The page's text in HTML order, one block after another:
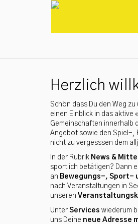
Herzlich
Schön dass Du den Weg
einen Einblick in das aktive
Gemeinschaften innerhalb
Angebot sowie den Spiel-,
nicht zu vergesssen dem
In der Rubrik News &
sportlich betätigen? Dann
an Bewegungs-, Sport-
nach Veranstaltungen in
unseren
Unter Services wiederum
uns Deine neue Adresse